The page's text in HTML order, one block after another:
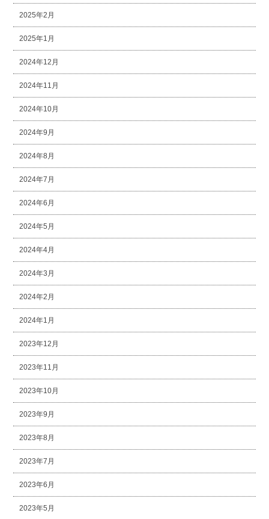
2025年2月
2025年1月
2024年12月
2024年11月
2024年10月
2024年9月
2024年8月
2024年7月
2024年6月
2024年5月
2024年4月
2024年3月
2024年2月
2024年1月
2023年12月
2023年11月
2023年10月
2023年9月
2023年8月
2023年7月
2023年6月
2023年5月